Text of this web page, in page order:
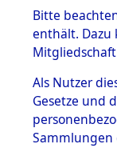
BESTÄNDE
1.
mente
5.
5.3
Bitte
enthält. Dazu
Als Nutzer
Gesetze und
Sammlungen